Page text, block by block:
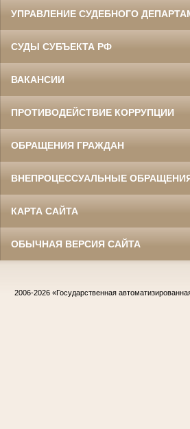
УПРАВЛЕНИЕ СУДЕБНОГО
СУДЫ СУБЪЕКТА РФ
ВАКАНСИИ
ПРОТИВОДЕЙСТВИЕ КОРРУПЦИИ
ОБРАЩЕНИЯ ГРАЖДАН
ВНЕПРОЦЕССУАЛЬНЫЕ
КАРТА САЙТА
ОБЫЧНАЯ ВЕРСИЯ САЙТА
2006-2026 «Государственная